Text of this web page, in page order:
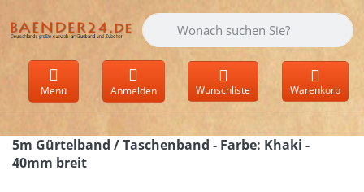
Geben Sie einen Suchbegriff ein.
Menü Anmelden Wunschliste Warenkorb
5m Gürtelband / Taschenband - Farbe: Khaki -
40mm breit